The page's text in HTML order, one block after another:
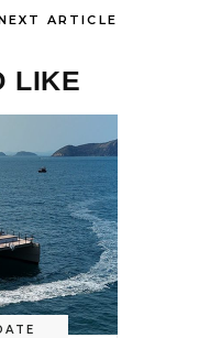
ARTICLE
LIKE